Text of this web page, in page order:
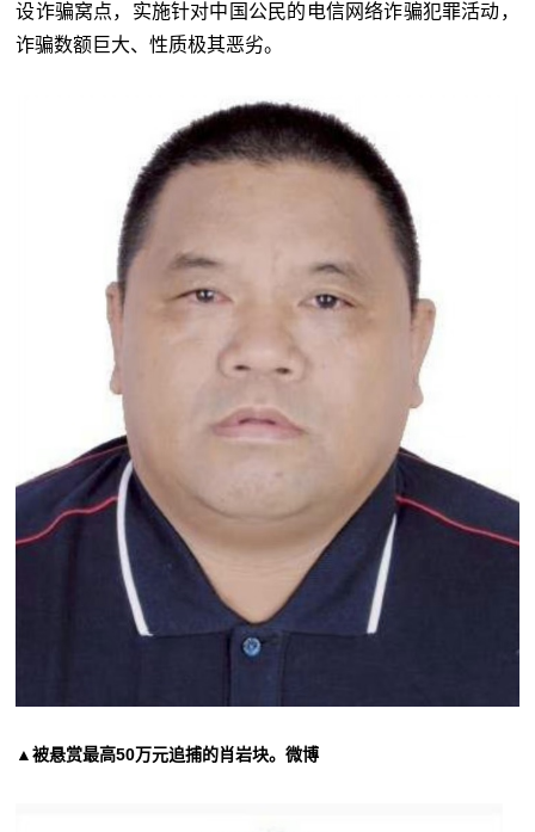
设诈骗窝点，实施针对中国公民的电信网络诈骗犯罪活动，
诈骗数额巨大、性质极其恶劣。
▲被悬赏最高50万元追捕的肖岩块。微博